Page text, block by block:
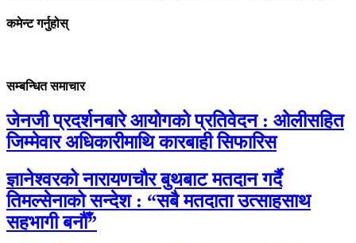
कमेन्ट गर्नुहोस्
सम्बन्धित समाचार
जेनजी प्रदर्शनबारे आयोगको प्रतिवेदन : ओलीसहित
जिम्मेवार अधिकारीमाथि कारबाही सिफारिस
ज्ञानेश्वरको नारायणचौर बुथबाट मतदान गर्दै
तिमल्सेनाको सन्देश : “सबै मतदाता उत्साहसाथ
सहभागी बनौँ”